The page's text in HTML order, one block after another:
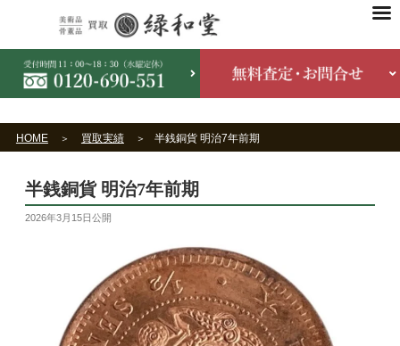
HOME 買取実績 半銭銅貨 明治7年前期
半銭銅貨 明治7年前期
2026年3月15日公開